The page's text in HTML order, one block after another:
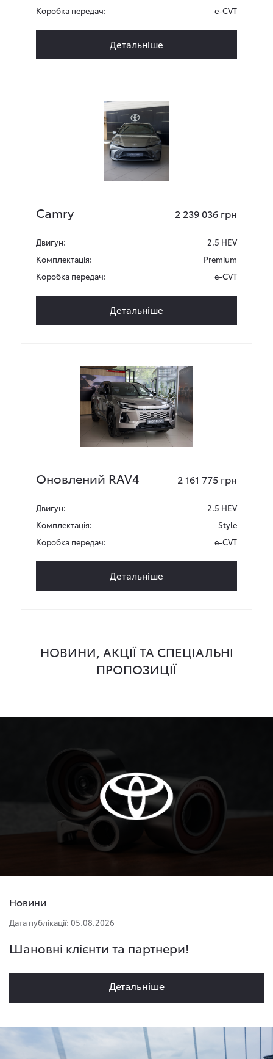
Коробка передач:
e-CVT
Детальніше
Camry 2 239 036 грн
Двигун:
2.5 HEV
Комплектація:
Premium
Коробка передач:
e-CVT
Детальніше
Оновлений RAV4 2 161 775 грн
Двигун:
2.5 HEV
Комплектація:
Style
Коробка передач:
e-CVT
Детальніше
НОВИНИ, АКЦІЇ ТА СПЕЦІАЛЬНІ
ПРОПОЗИЦІЇ
Новини
Дата публікації: 05.08.2026
Шановні клієнти та партнери!
Детальнiше